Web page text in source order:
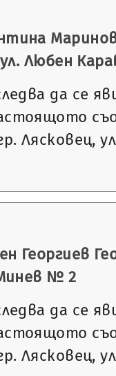
Любен
да се
Лясковец,
Георгиев
№ 2
да се
Лясковец,